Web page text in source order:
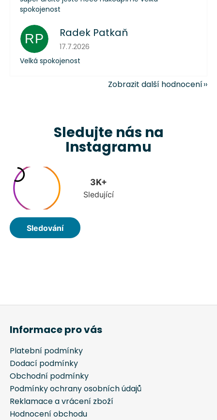
spokojenost
RP Radek Patkaň
Hodnocení obchodu je 5 z 5 hvězdiček.
17.7.2026
Velká spokojenost
Zobrazit další hodnocení
Sledujte nás na
Instagramu
Z
Informace pro vás
Platební podmínky
Dodací podmínky
Obchodní podmínky
Podmínky ochrany osobních údajů
Reklamace a vrácení zboží
Hodnocení obchodu